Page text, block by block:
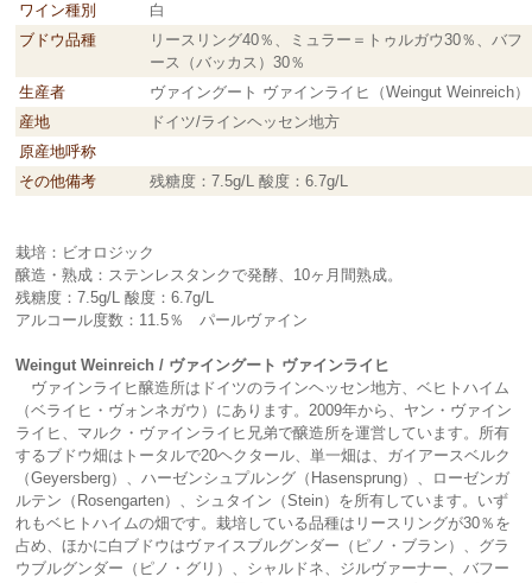
ワイン種別
白
ブドウ品種
リースリング40％、ミュラー＝トゥルガウ30％、バフ
ース（バッカス）30％
生産者
ヴァイングート ヴァインライヒ（Weingut Weinreich）
産地
ドイツ/ラインヘッセン地方
原産地呼称
その他備考
残糖度：7.5g/L 酸度：6.7g/L
栽培：ビオロジック
醸造・熟成：ステンレスタンクで発酵、10ヶ月間熟成。
残糖度：7.5g/L 酸度：6.7g/L
アルコール度数：11.5％ パールヴァイン
Weingut Weinreich / ヴァイングート ヴァインライヒ
ヴァインライヒ醸造所はドイツのラインヘッセン地方、ベヒトハイム
（ベライヒ・ヴォンネガウ）にあります。2009年から、ヤン・ヴァイン
ライヒ、マルク・ヴァインライヒ兄弟で醸造所を運営しています。所有
するブドウ畑はトータルで20ヘクタール、単一畑は、ガイアースベルク
（Geyersberg）、ハーゼンシュプルング（Hasensprung）、ローゼンガ
ルテン（Rosengarten）、シュタイン（Stein）を所有しています。いず
れもベヒトハイムの畑です。栽培している品種はリースリングが30％を
占め、ほかに白ブドウはヴァイスブルグンダー（ピノ・ブラン）、グラ
ウブルグンダー（ピノ・グリ）、シャルドネ、ジルヴァーナー、バフー